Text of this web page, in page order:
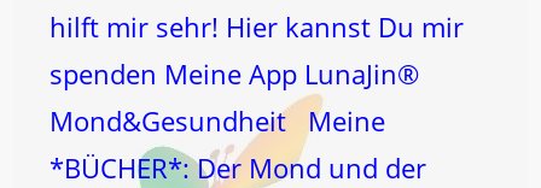
hilft mir sehr! Hier kannst Du mir
spenden Meine App LunaJin®
Mond&Gesundheit Meine
*BÜCHER*: Der Mond und der